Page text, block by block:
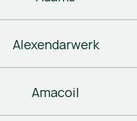
Alexendarwerk
Amacoil